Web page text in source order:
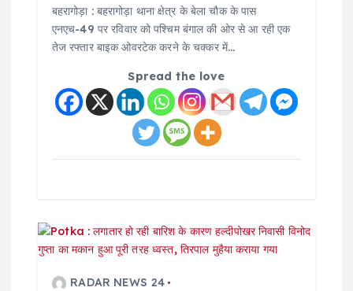
बहरागोड़ा : बहरागोड़ा थाना क्षेत्र के बेला चौक के पास
एनएच-49 पर रविवार को पश्चिम बंगाल की ओर से आ रही एक
तेज रफ्तार बाइक ओवरटेक करने के चक्कर में…
Spread the love
RADAR NEWS 24